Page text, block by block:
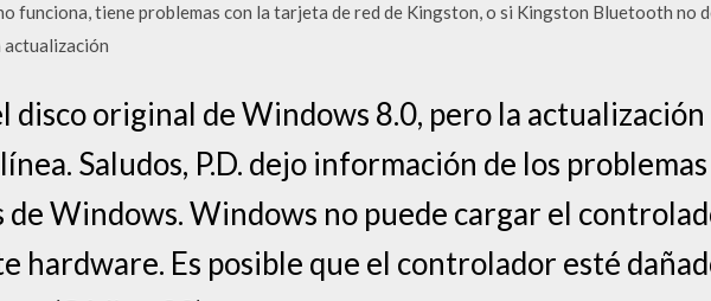
funciona, tiene problemas con la tarjeta de red de Kingston, o si Kingston Bluetooth no
actualización
disco original de Windows 8.0, pero la actualización
Saludos, P.D. dejo información de los
de Windows. Windows no puede cargar el
hardware. Es posible que el controlador esté